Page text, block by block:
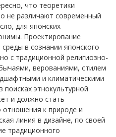
что теоретики
не различают современный
для японских
Проектирование
в сознании японского
с традиционной религиозно-
верованиями, стилем
и климатическими
этнокультурной
и должно стать
к природе и
линия в дизайне, по своей
традиционного